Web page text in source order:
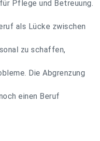
Pflege und Betreuung.
als Lücke zwischen
zu schaffen,
Die Abgrenzung
einen Beruf